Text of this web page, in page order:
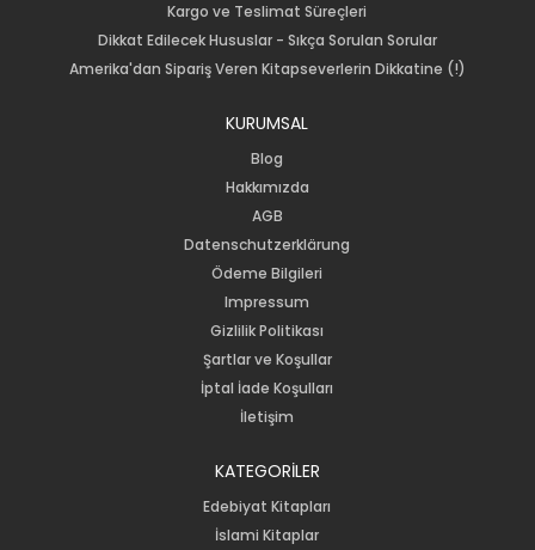
Kargo ve Teslimat Süreçleri
Dikkat Edilecek Hususlar - Sıkça Sorulan Sorular
Amerika'dan Sipariş Veren Kitapseverlerin Dikkatine (!)
KURUMSAL
Blog
Hakkımızda
AGB
Datenschutzerklärung
Ödeme Bilgileri
Impressum
Gizlilik Politikası
Şartlar ve Koşullar
İptal İade Koşulları
İletişim
KATEGORİLER
Edebiyat Kitapları
İslami Kitaplar